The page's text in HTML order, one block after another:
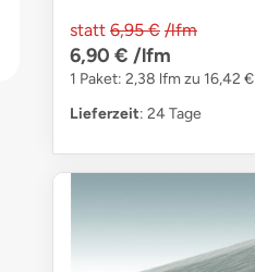
statt 6,95 € /lfm
6,90 € /lfm
1 Paket: 2,38 lfm zu 16,42 €
Lieferzeit: 24 Tage